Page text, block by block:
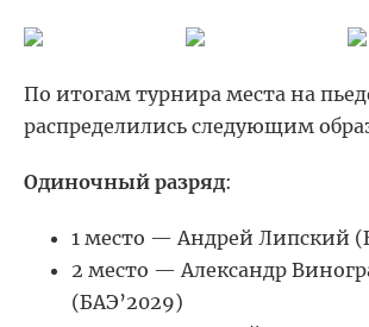
По итогам турнира места на
распределились следующим
Одиночный разряд:
1 место — Андрей Липский
2 место — Александр
(БАЭ’2029)